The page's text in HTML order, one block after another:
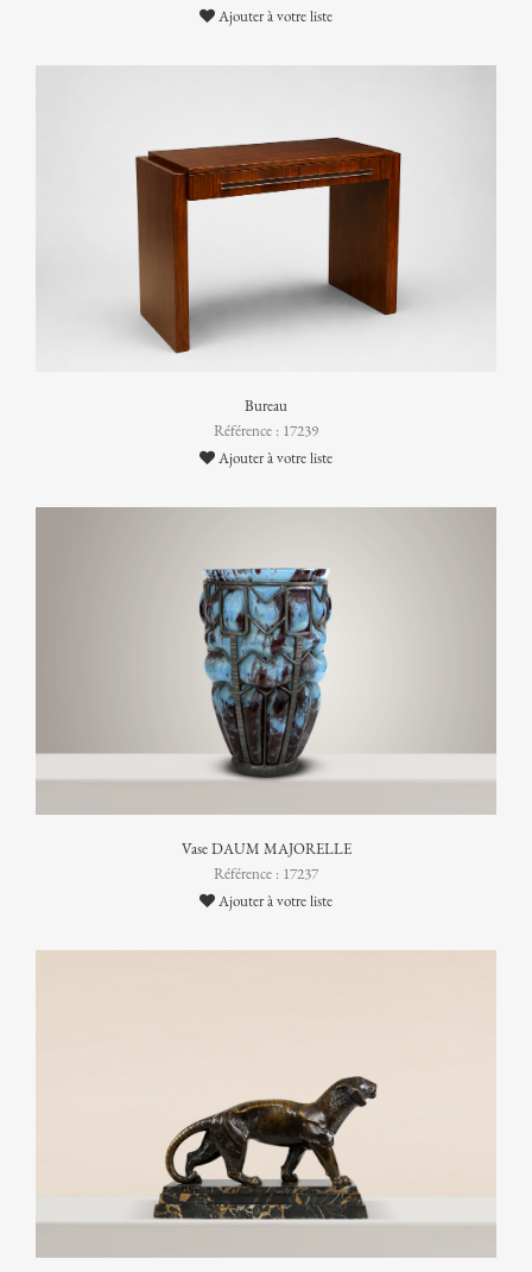
Ajouter à votre liste
Bureau
Référence : 17239
Ajouter à votre liste
Vase DAUM MAJORELLE
Référence : 17237
Ajouter à votre liste